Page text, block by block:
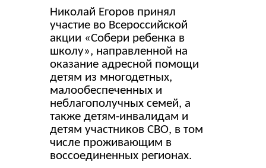
Николай Егоров принял
участие во Всероссийской
акции «Собери ребенка в
школу», направленной на
оказание адресной помощи
детям из многодетных,
малообеспеченных и
неблагополучных семей, а
также детям-инвалидам и
детям участников СВО, в том
числе проживающим в
воссоединенных регионах.